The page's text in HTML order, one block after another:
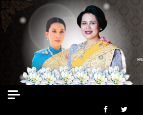
Skip
to
Facebook
Twitter